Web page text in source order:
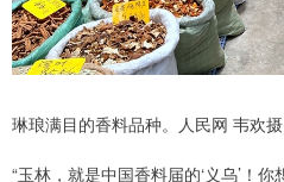
琳琅满目的香料品种。人民网 韦欢摄
“玉林，就是中国香料届的‘义乌’！